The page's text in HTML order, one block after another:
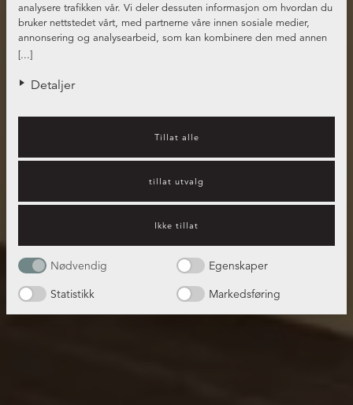
[...]
analysere trafikken vår. Vi deler dessuten informasjon om hvordan du
bruker nettstedet vårt, med partnerne våre innen sosiale medier,
annonsering og analysearbeid, som kan kombinere den med annen
informasjon du har gjort tilgjengelig for dem, eller som de har samlet
Detaljer
Tillat alle
tillat utvalg
Ikke tillat
Nødvendig
Egenskaper
Statistikk
Markedsføring